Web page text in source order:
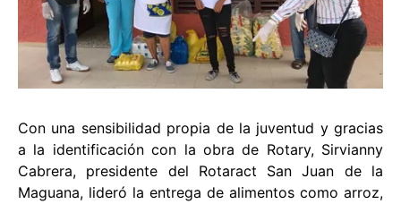
Con una sensibilidad propia de la juventud y gracias
a la identificación con la obra de Rotary, Sirvianny
Cabrera, presidente del Rotaract San Juan de la
Maguana, lideró la entrega de alimentos como arroz,